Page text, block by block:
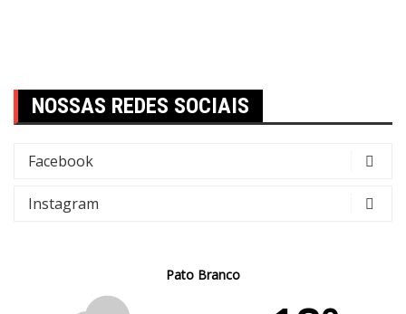
NOSSAS REDES SOCIAIS
Facebook
Instagram
Pato Branco